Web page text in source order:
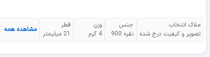
ملاک انتخاب
تصویر و کیفیت درج شده
جنس
نقره 900
وزن
4 گرم
قطر
21 میلیمتر
مشاهده همه